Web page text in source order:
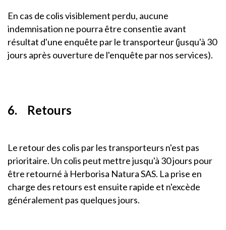
En cas de colis visiblement perdu, aucune
indemnisation ne pourra être consentie avant
résultat d'une enquête par le transporteur (jusqu'à 30
jours après ouverture de l'enquête par nos services).
6. Retours
Le retour des colis par les transporteurs n'est pas
prioritaire. Un colis peut mettre jusqu'à 30 jours pour
être retourné à Herborisa Natura SAS. La prise en
charge des retours est ensuite rapide et n'excède
généralement pas quelques jours.